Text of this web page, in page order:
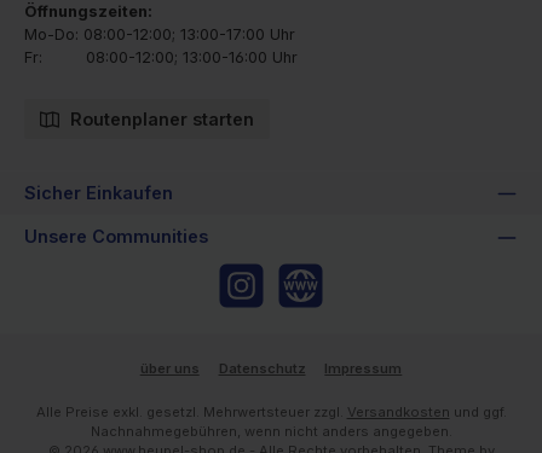
Öffnungszeiten:
Mo-Do: 08:00-12:00; 13:00-17:00 Uhr
Fr: 08:00-12:00; 13:00-16:00 Uhr
Routenplaner starten
Sicher Einkaufen
Unsere Communities
InstagramWebsite
über uns Datenschutz Impressum
Alle Preise exkl. gesetzl. Mehrwertsteuer zzgl. Versandkosten und ggf.
Nachnahmegebühren, wenn nicht anders angegeben.